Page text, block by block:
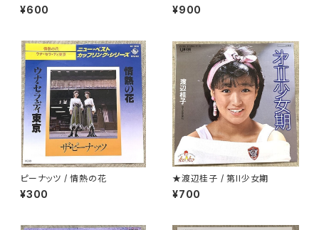
¥600 ¥900
ピーナッツ / 情熱の花
¥300
★渡辺桂子 / 第II少女期
¥700